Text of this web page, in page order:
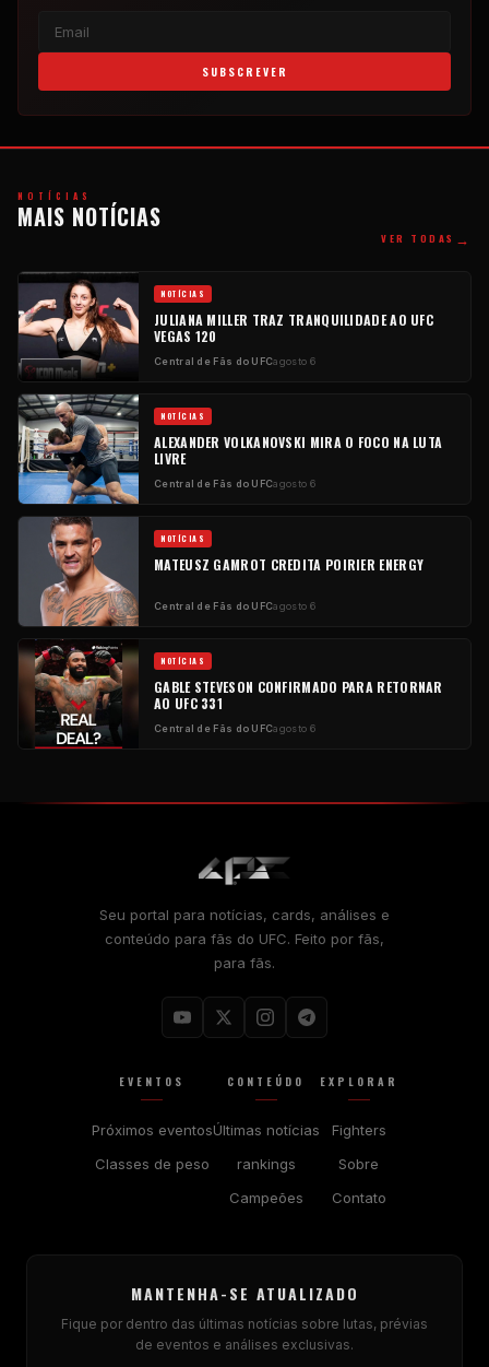
SUBSCREVER
NOTÍCIAS
MAIS NOTÍCIAS
VER TODAS →
NOTÍCIAS
JULIANA MILLER TRAZ TRANQUILIDADE AO UFC
VEGAS 120
Central de Fãs do UFCagosto 6
NOTÍCIAS
ALEXANDER VOLKANOVSKI MIRA O FOCO NA LUTA
LIVRE
Central de Fãs do UFCagosto 6
NOTÍCIAS
MATEUSZ GAMROT CREDITA POIRIER ENERGY
Central de Fãs do UFCagosto 6
NOTÍCIAS
GABLE STEVESON CONFIRMADO PARA RETORNAR
AO UFC 331
Central de Fãs do UFCagosto 6
Seu portal para notícias, cards, análises e
conteúdo para fãs do UFC. Feito por fãs,
para fãs.
EVENTOS
Próximos eventos
Classes de peso
CONTEÚDO
Últimas notícias
rankings
Campeões
EXPLORAR
Fighters
Sobre
Contato
MANTENHA-SE ATUALIZADO
Fique por dentro das últimas notícias sobre lutas, prévias
de eventos e análises exclusivas.